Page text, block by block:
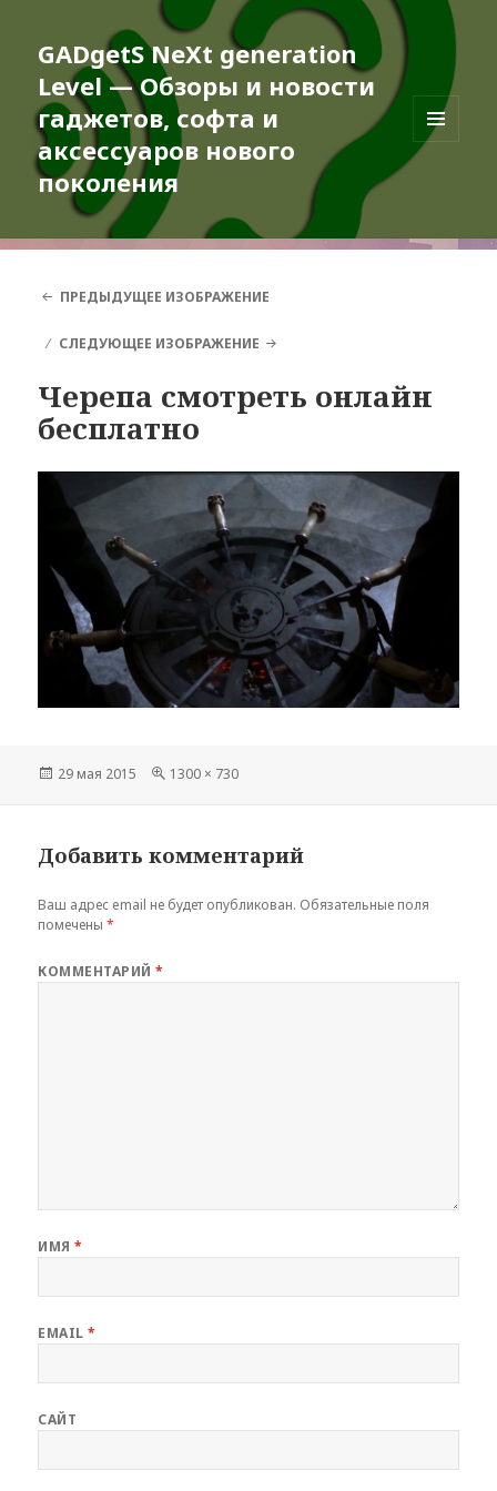
GADgetS NeXt generation
Level — Обзоры и новости
гаджетов, софта и
аксессуаров нового
поколения
МЕНЮ
ПРЕДЫДУЩЕЕ ИЗОБРАЖЕНИЕ
СЛЕДУЮЩЕЕ ИЗОБРАЖЕНИЕ
Черепа смотреть онлайн
бесплатно
Опубликовано
29 мая 2015
Полный
1300 × 730
Добавить комментарий
Ваш адрес email не будет опубликован. Обязательные поля
помечены*
КОММЕНТАРИЙ*
ИМЯ*
EMAIL*
САЙТ